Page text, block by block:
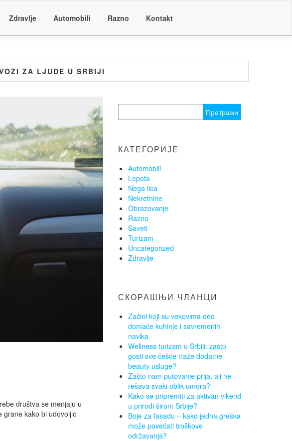
Zdravlje Automobili Razno Kontakt
ZA LJUDE U SRBIJI
društva se menjaju u
grane kako bi udovoljio
за:
КАТЕГОРИЈЕ
Automobili
Lepota
Nega lica
Nekretnine
Obrazovanje
Razno
Saveti
Turizam
Uncategorized
Zdravlje
СКОРАШЊИ ЧЛАНЦИ
Začini koji su vekovima deo
domaće kuhinje i savremenih
navika
Wellness turizam u Srbiji: zašto
gosti sve češće traže dodatne
beauty usluge?
Zašto nam putovanje prija, ali ne
rešava svaki oblik umora?
Kako se pripremiti za aktivan vikend
u prirodi širom Srbije?
Boje za fasadu – kako jedna greška
može povećati troškove
održavanja?